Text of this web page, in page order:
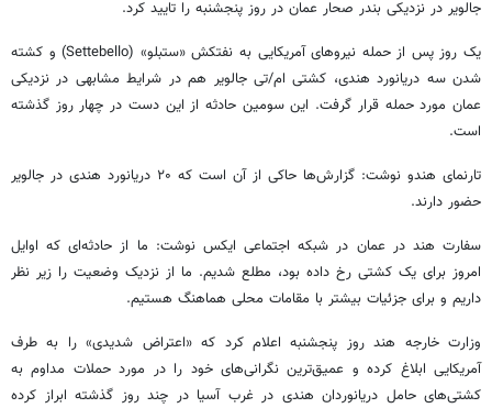
جالویر در نزدیکی بندر صحار عمان در روز پنجشنبه را تایید کرد.
یک روز پس از حمله نیروهای آمریکایی به نفتکش «ستبلو» (Settebello) و کشته
شدن سه دریانورد هندی، کشتی ام/تی جالویر هم در شرایط مشابهی در نزدیکی
عمان مورد حمله قرار گرفت. این سومین حادثه از این دست در چهار روز گذشته
است.
تارنمای هندو نوشت: گزارش‌ها حاکی از آن است که ۲۰ دریانورد هندی در جالویر
حضور دارند.
سفارت هند در عمان در شبکه اجتماعی ایکس نوشت: ما از حادثه‌ای که اوایل
امروز برای یک کشتی رخ داده بود، مطلع شدیم. ما از نزدیک وضعیت را زیر نظر
داریم و برای جزئیات بیشتر با مقامات محلی هماهنگ هستیم.
وزارت خارجه هند روز پنجشنبه اعلام کرد که «اعتراض شدیدی» را به طرف
آمریکایی ابلاغ کرده و عمیق‌ترین نگرانی‌های خود را در مورد حملات مداوم به
کشتی‌های حامل دریانوردان هندی در غرب آسیا در چند روز گذشته ابراز کرده